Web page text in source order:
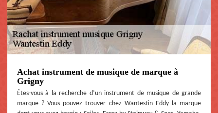
Achat instrument de musique de marque à
Grigny
Êtes-vous à la recherche d’un instrument de musique de grande
marque ? Vous pouvez trouver chez Wantestin Eddy la marque